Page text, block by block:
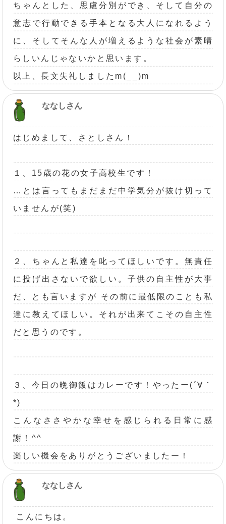
ちゃんとした、思慮分別ができ、そして自分の
意志で行動できる手本となる大人になれるよう
に、そしてそんな人が増えるような社会が素晴
らしいんじゃないかと思います。
以上、長文失礼しましたm(__)m
ななしさん
はじめまして、さとしさん！
１、15歳の花の女子高校生です！
…とは言ってもまだまだ中学気分が抜け切って
いませんが(笑)
２、ちゃんと私達を叱ってほしいです。無責任
に投げ出さないで欲しい。子供の自主性が大事
だ、とも言いますが その前に最低限のことも私
達に教えてほしい。それが出来てこその自主性
だと思うのです。
３、今日の晩御飯はカレーです！やったー(´∀｀
*)
こんなささやかな幸せを感じられる日常に感
謝！^^
楽しい機会をありがとうございましたー！
ななしさん
こんにちは。